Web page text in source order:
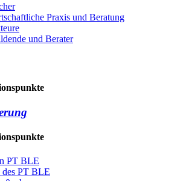
Pra­xis und Be­ra­tung
und Be­ra­ter
PT BLE
des PT BLE